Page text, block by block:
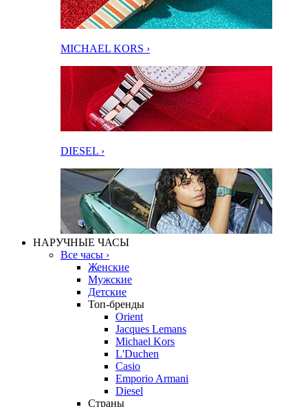
MICHAEL KORS ›
DIESEL ›
НАРУЧНЫЕ ЧАСЫ
Все часы ›
Женские
Мужские
Детские
Топ-бренды
Orient
Jacques Lemans
Michael Kors
L'Duchen
Casio
Emporio Armani
Diesel
Страны